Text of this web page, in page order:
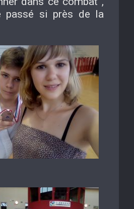
passé si près de la